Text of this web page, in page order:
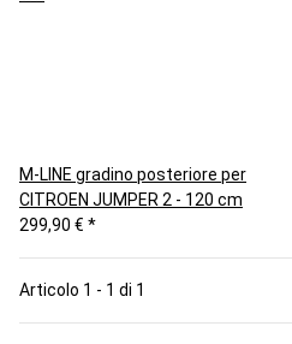
M-LINE gradino posteriore per
CITROEN JUMPER 2 - 120 cm
299,90 € *
Articolo 1 - 1 di 1